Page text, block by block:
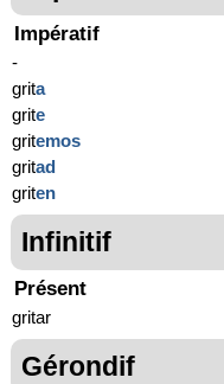
Impératif
-
grita
grite
gritemos
gritad
griten
Infinitif
Présent
gritar
Gérondif